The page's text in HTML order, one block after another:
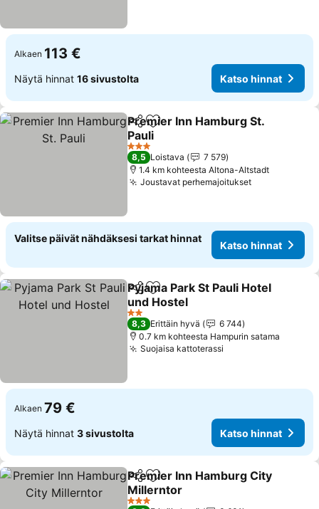
Alkaen 113 €
Näytä hinnat 16 sivustolta Katso hinnat
Jaa Lisää suosikkeihin
Premier Inn Hamburg St.
Pauli
3 Tähtiluokitus
8,5 Loistava
7 579
1.4 km kohteesta Altona-Altstadt
Joustavat perhemajoitukset
Valitse päivät nähdäksesi tarkat hinnat
Katso hinnat
Jaa Lisää suosikkeihin
Pyjama Park St Pauli Hotel
und Hostel
2 Tähtiluokitus
8,3 Erittäin hyvä
6 744
0.7 km kohteesta Hampurin satama
Suojaisa kattoterassi
Alkaen 79 €
Näytä hinnat 3 sivustolta Katso hinnat
Jaa Lisää suosikkeihin
Premier Inn Hamburg City
Millerntor
3 Tähtiluokitus